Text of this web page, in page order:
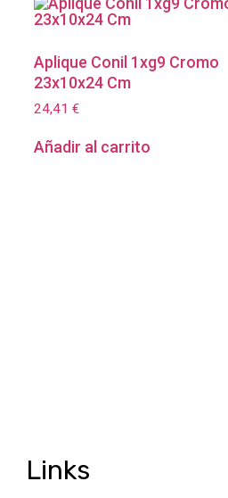
Aplique Conil 1xg9 Cromo
23x10x24 Cm
24,41€
Añadir al carrito
Links